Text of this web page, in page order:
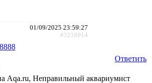
01/09/2025 23:59:27
#3218914
Ответить
Aqa.ru, Неправильный аквариумист